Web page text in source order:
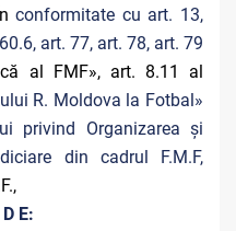
conformitate cu art. 13,
art. 77, art. 78, art. 79
al FMF», art. 8.11 al
R. Moldova la Fotbal»
privind Organizarea și
din cadrul F.M.F,
E: